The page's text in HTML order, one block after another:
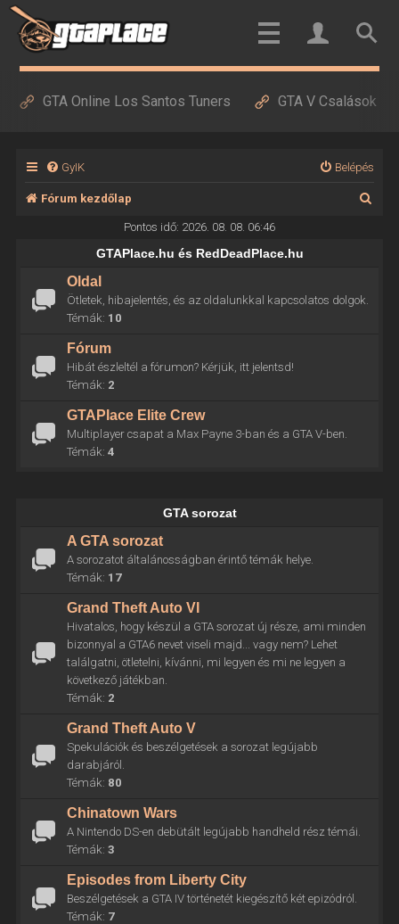
GTA Online Los Santos Tuners GTA V Csalások
GyIK Belépés
Fórum kezdőlap
Pontos idő: 2026. 08. 08. 06:46
GTAPlace.hu és RedDeadPlace.hu
Oldal
Ötletek, hibajelentés, és az oldalunkkal kapcsolatos dolgok.
Témák: 10
Fórum
Hibát észleltél a fórumon? Kérjük, itt jelentsd!
Témák: 2
GTAPlace Elite Crew
Multiplayer csapat a Max Payne 3-ban és a GTA V-ben.
Témák: 4
GTA sorozat
A GTA sorozat
A sorozatot általánosságban érintő témák helye.
Témák: 17
Grand Theft Auto VI
Hivatalos, hogy készül a GTA sorozat új része, ami minden
bizonnyal a GTA6 nevet viseli majd... vagy nem? Lehet
találgatni, ötletelni, kívánni, mi legyen és mi ne legyen a
következő játékban.
Témák: 2
Grand Theft Auto V
Spekulációk és beszélgetések a sorozat legújabb
darabjáról.
Témák: 80
Chinatown Wars
A Nintendo DS-en debütált legújabb handheld rész témái.
Témák: 3
Episodes from Liberty City
Beszélgetések a GTA IV történetét kiegészítő két epizódról.
Témák: 7